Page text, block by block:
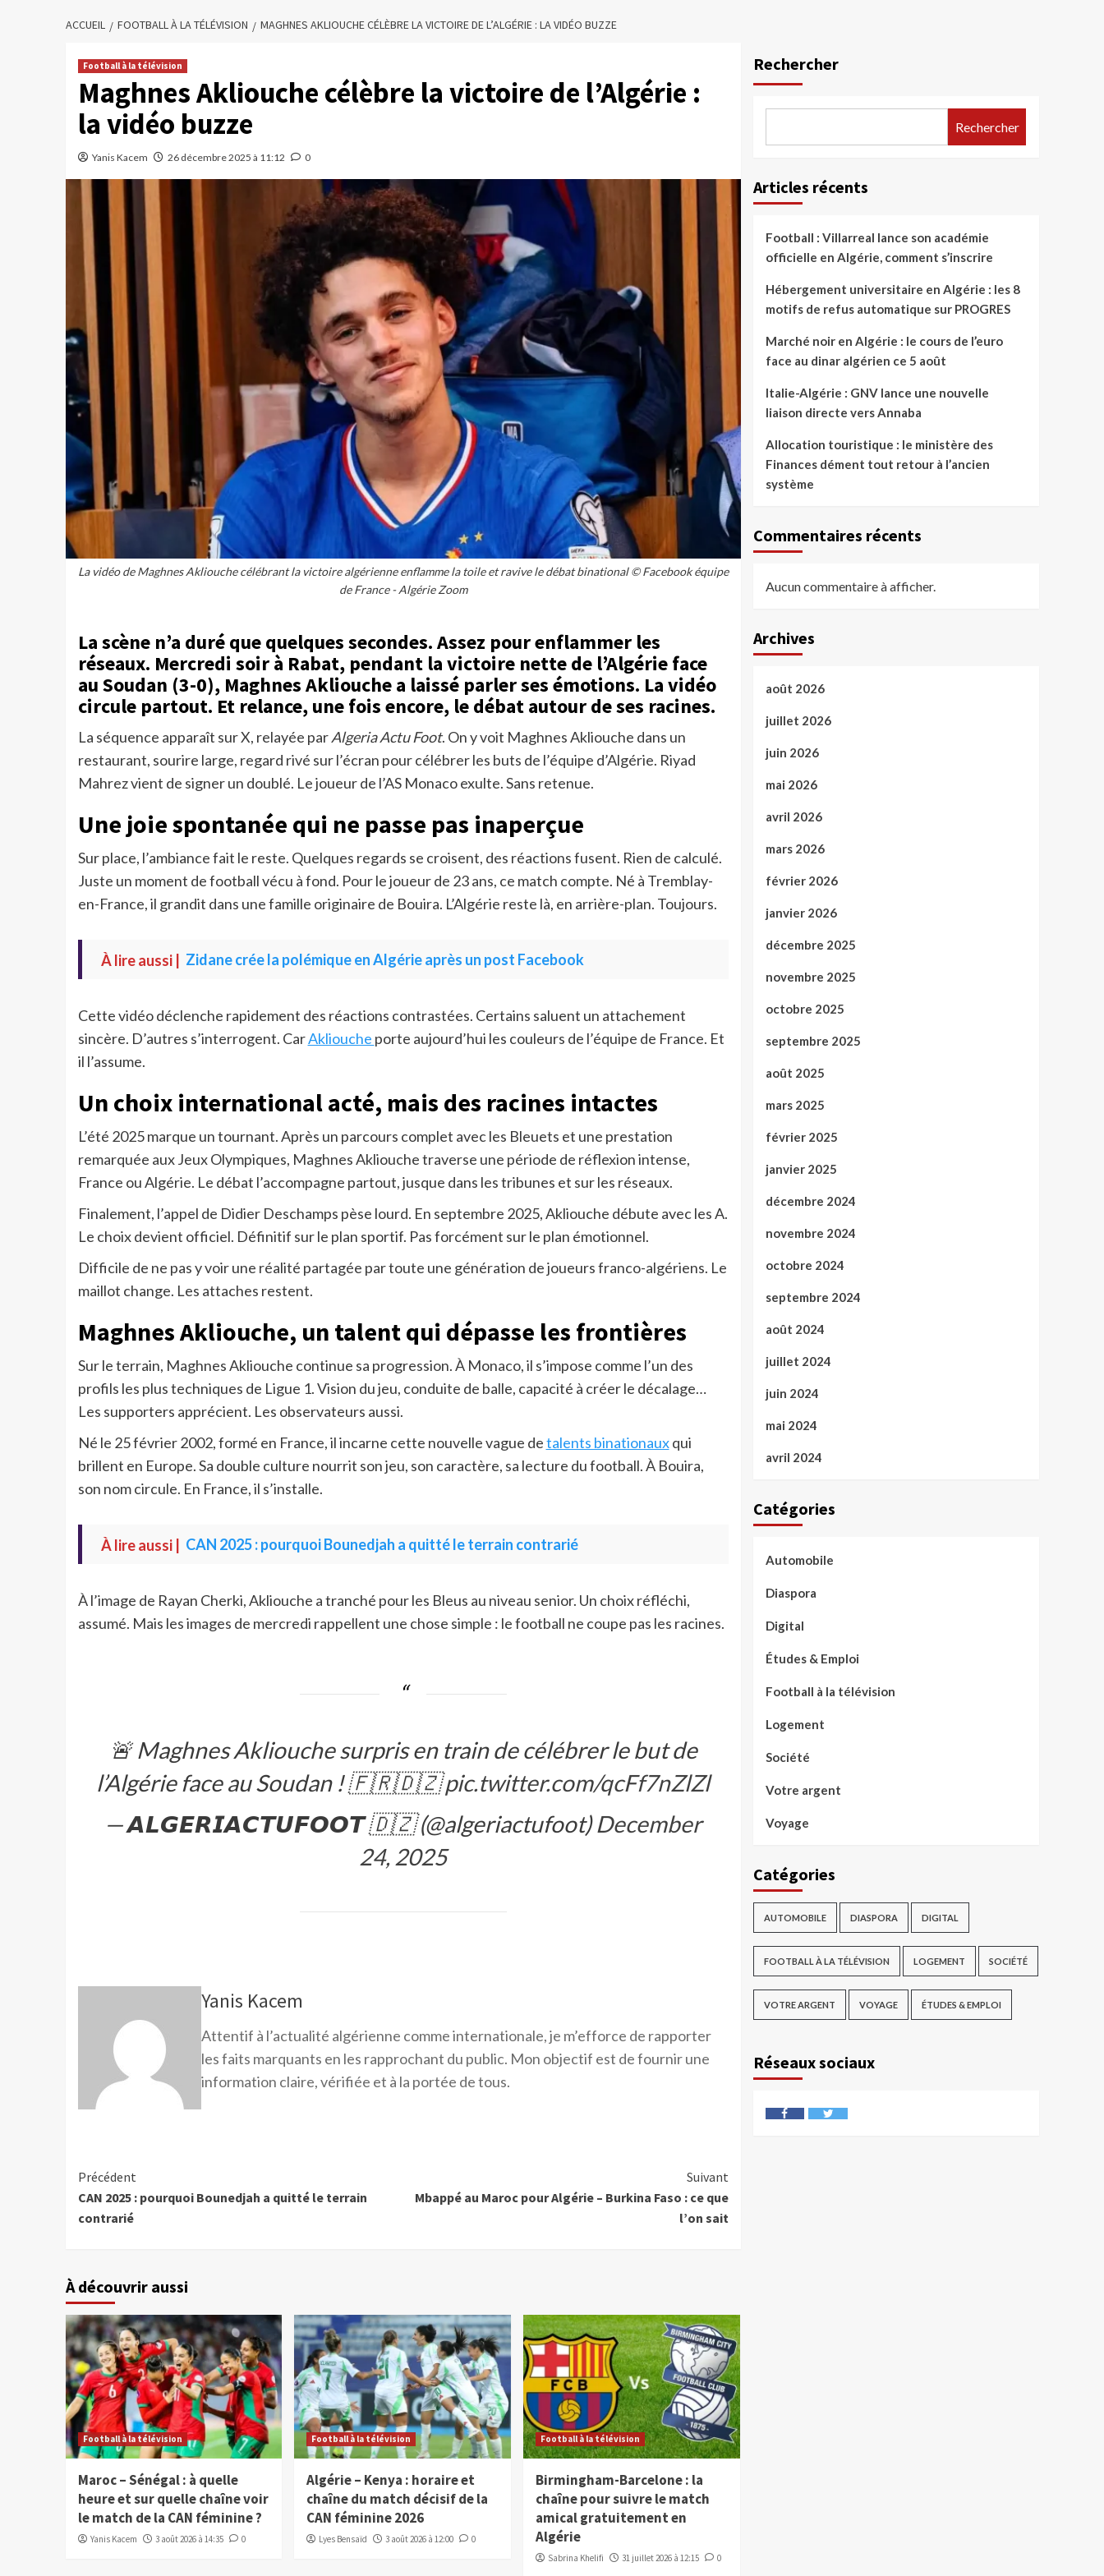
ACCUEIL FOOTBALL À LA TÉLÉVISION MAGHNES AKLIOUCHE CÉLÈBRE LA VICTOIRE DE L’ALGÉRIE : LA VIDÉO BUZZE
Football à la télévision
Maghnes Akliouche célèbre la victoire de l’Algérie :
la vidéo buzze
Yanis Kacem 26 décembre 2025 à 11:12 0
La vidéo de Maghnes Akliouche célébrant la victoire algérienne enflamme la toile et ravive le débat binational © Facebook équipe
de France - Algérie Zoom
La scène n’a duré que quelques secondes. Assez pour enflammer les
réseaux. Mercredi soir à Rabat, pendant la victoire nette de l’Algérie face
au Soudan (3-0), Maghnes Akliouche a laissé parler ses émotions. La vidéo
circule partout. Et relance, une fois encore, le débat autour de ses racines.
La séquence apparaît sur X, relayée parAlgeria Actu Foot. On y voit Maghnes Akliouche dans un
restaurant, sourire large, regard rivé sur l’écran pour célébrer les buts de l’équipe d’Algérie. Riyad
Mahrez vient de signer un doublé. Le joueur de l’AS Monaco exulte. Sans retenue.
Une joie spontanée qui ne passe pas inaperçue
Sur place, l’ambiance fait le reste. Quelques regards se croisent, des réactions fusent. Rien de calculé.
Juste un moment de football vécu à fond. Pour le joueur de 23 ans, ce match compte. Né à Tremblay-
en-France, il grandit dans une famille originaire de Bouira. L’Algérie reste là, en arrière-plan. Toujours.
À lire aussi | Zidane crée la polémique en Algérie après un post Facebook
Cette vidéo déclenche rapidement des réactions contrastées. Certains saluent un attachement
sincère. D’autres s’interrogent. CarAkliouche porte aujourd’hui les couleurs de l’équipe de France. Et
il l’assume.
Un choix international acté, mais des racines intactes
L’été 2025 marque un tournant. Après un parcours complet avec les Bleuets et une prestation
remarquée aux Jeux Olympiques, Maghnes Akliouche traverse une période de réflexion intense,
France ou Algérie. Le débat l’accompagne partout, jusque dans les tribunes et sur les réseaux.
Finalement, l’appel de Didier Deschamps pèse lourd. En septembre 2025, Akliouche débute avec les A.
Le choix devient officiel. Définitif sur le plan sportif. Pas forcément sur le plan émotionnel.
Difficile de ne pas y voir une réalité partagée par toute une génération de joueurs franco-algériens. Le
maillot change. Les attaches restent.
Maghnes Akliouche, un talent qui dépasse les frontières
Sur le terrain, Maghnes Akliouche continue sa progression. À Monaco, il s’impose comme l’un des
profils les plus techniques de Ligue 1. Vision du jeu, conduite de balle, capacité à créer le décalage…
Les supporters apprécient. Les observateurs aussi.
Né le 25 février 2002, formé en France, il incarne cette nouvelle vague detalents binationauxqui
brillent en Europe. Sa double culture nourrit son jeu, son caractère, sa lecture du football. À Bouira,
son nom circule. En France, il s’installe.
À lire aussi | CAN 2025 : pourquoi Bounedjah a quitté le terrain contrarié
À l’image de Rayan Cherki, Akliouche a tranché pour les Bleus au niveau senior. Un choix réfléchi,
assumé. Mais les images de mercredi rappellent une chose simple : le football ne coupe pas les racines.
🚨 Maghnes Akliouche surpris en train de célébrer le but de
l’Algérie face au Soudan ! 🇫🇷🇩🇿pic.twitter.com/qcFf7nZlZl
— 𝘼𝙇𝙂𝙀𝙍𝙄𝘼𝘾𝙏𝙐𝙁𝙊𝙊𝙏 🇩🇿 (@algeriactufoot)December
24, 2025
Yanis Kacem
Attentif à l’actualité algérienne comme internationale, je m’efforce de rapporter
les faits marquants en les rapprochant du public. Mon objectif est de fournir une
information claire, vérifiée et à la portée de tous.
Précédent
CAN 2025 : pourquoi Bounedjah a quitté le terrain
contrarié
Suivant
Mbappé au Maroc pour Algérie – Burkina Faso : ce que
l’on sait
À découvrir aussi
Football à la télévision
Maroc – Sénégal : à quelle
heure et sur quelle chaîne voir
le match de la CAN féminine ?
Yanis Kacem 3 août 2026 à 14:35 0
Football à la télévision
Algérie – Kenya : horaire et
chaîne du match décisif de la
CAN féminine 2026
Lyes Bensaïd 3 août 2026 à 12:00 0
Football à la télévision
Birmingham-Barcelone : la
chaîne pour suivre le match
amical gratuitement en
Algérie
Sabrina Khelifi 31 juillet 2026 à 12:15 0
Rechercher
Rechercher
Articles récents
Football : Villarreal lance son académie
officielle en Algérie, comment s’inscrire
Hébergement universitaire en Algérie : les 8
motifs de refus automatique sur PROGRES
Marché noir en Algérie : le cours de l’euro
face au dinar algérien ce 5 août
Italie-Algérie : GNV lance une nouvelle
liaison directe vers Annaba
Allocation touristique : le ministère des
Finances dément tout retour à l’ancien
système
Commentaires récents
Aucun commentaire à afficher.
Archives
août 2026
juillet 2026
juin 2026
mai 2026
avril 2026
mars 2026
février 2026
janvier 2026
décembre 2025
novembre 2025
octobre 2025
septembre 2025
août 2025
mars 2025
février 2025
janvier 2025
décembre 2024
novembre 2024
octobre 2024
septembre 2024
août 2024
juillet 2024
juin 2024
mai 2024
avril 2024
Catégories
Automobile
Diaspora
Digital
Études & Emploi
Football à la télévision
Logement
Société
Votre argent
Voyage
Catégories
AUTOMOBILE DIASPORA DIGITAL
FOOTBALL À LA TÉLÉVISION LOGEMENT SOCIÉTÉ
VOTRE ARGENT VOYAGE ÉTUDES & EMPLOI
Réseaux sociaux